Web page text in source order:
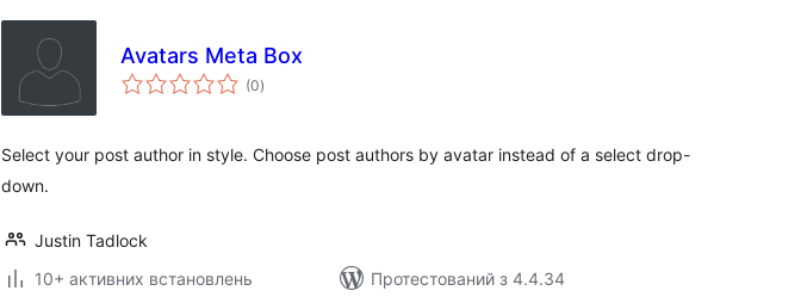
Avatars Meta Box
(0загальний
рейтинг
)
Select your post author in style. Choose post authors by avatar instead of a select drop-
down.
Justin Tadlock
10+ активних встановлень
Протестований з 4.4.34